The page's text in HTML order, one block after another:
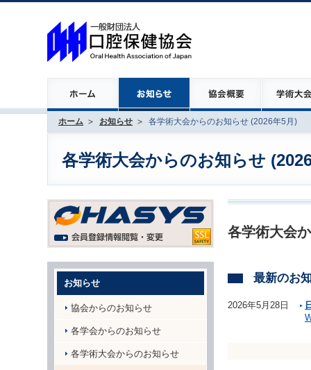
ホーム お知らせ 各学術大会からのお知らせ (2026年5月)
各学術大会からのお知らせ
各学術大会
最新のお
2026年5月28日
お知らせ
協会からのお知らせ
各学会からのお知らせ
各学術大会からのお知らせ